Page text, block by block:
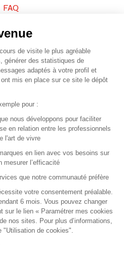
FAQ
produits
du site
SAFI
légales
commerciales
de visite le plus agréable
générer des statistiques de
adaptés à votre profil et
mis en place sur ce site le dépôt
pour :
nous développons pour faciliter
en relation entre les professionnels
l'art de vivre
en lien avec vos besoins sur
mesurer l’efficacité
que notre communauté préfère
votre consentement préalable.
6 mois. Vous pouvez changer
sur le lien « Paramétrer mes cookies
nos sites. Pour plus d’informations,
de cookies".